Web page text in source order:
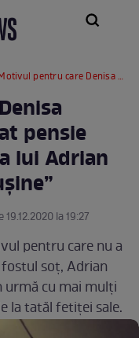
care Denisa Nechifor nu a acceptat pensie alimentară din partea lui Adrian Cristea! „Un soi de rușine”
pensie
lui Adrian
la 19:27
pentru care nu a
soț, Adrian
urmă cu mai mulți
la tatăl fetiței sale.